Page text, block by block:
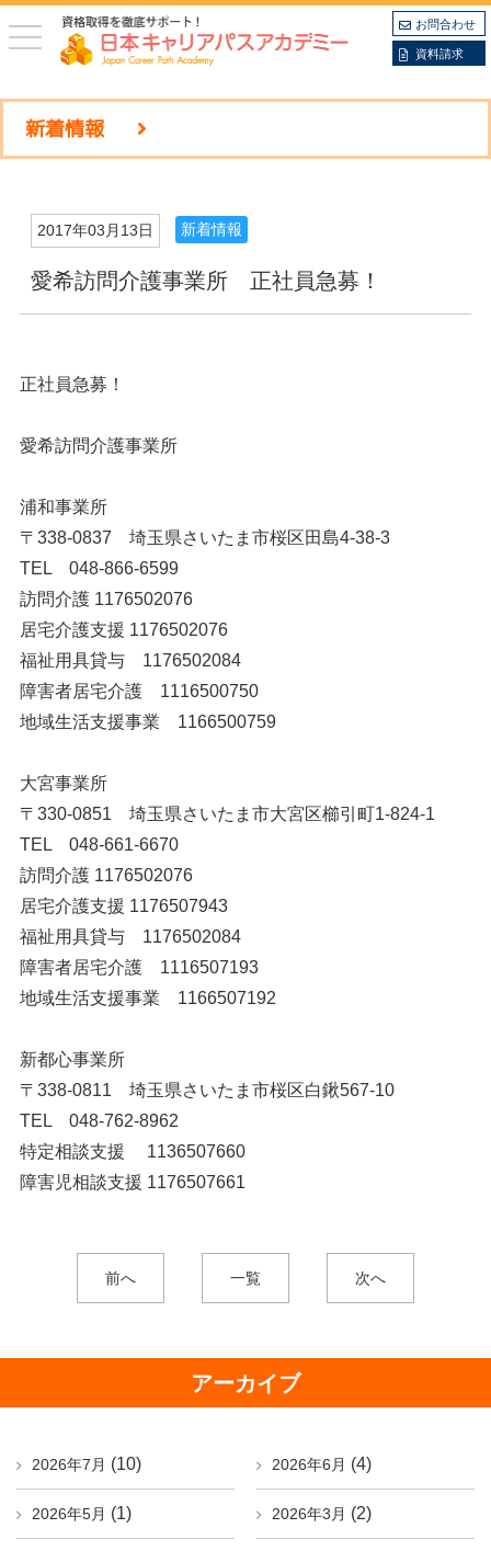
toggle
navigation
お問合わせ
資料請求
新着情報
2017年03月13日 新着情報
愛希訪問介護事業所 正社員急募！
正社員急募！
愛希訪問介護事業所
浦和事業所
〒338-0837 埼玉県さいたま市桜区田島4-38-3
TEL 048-866-6599
訪問介護 1176502076
居宅介護支援 1176502076
福祉用具貸与 1176502084
障害者居宅介護 1116500750
地域生活支援事業 1166500759
大宮事業所
〒330-0851 埼玉県さいたま市大宮区櫛引町1-824-1
TEL 048-661-6670
訪問介護 1176502076
居宅介護支援 1176507943
福祉用具貸与 1176502084
障害者居宅介護 1116507193
地域生活支援事業 1166507192
新都心事業所
〒338-0811 埼玉県さいたま市桜区白鍬567-10
TEL 048-762-8962
特定相談支援 1136507660
障害児相談支援 1176507661
前へ 一覧 次へ
アーカイブ
2026年7月 (10) 2026年6月 (4)
2026年5月 (1) 2026年3月 (2)